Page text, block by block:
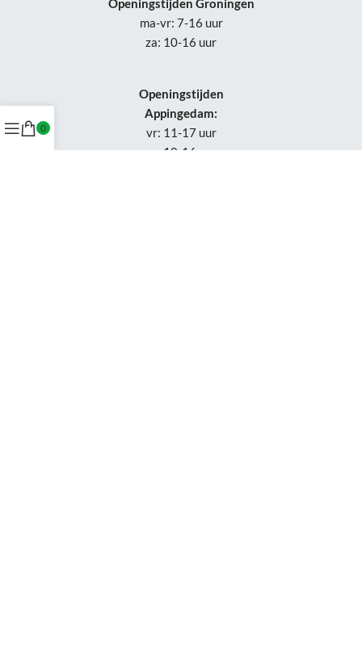
Openingstijden Groningen
ma-vr: 7-16 uur
za: 10-16 uur
Openingstijden
Appingedam:
vr: 11-17 uur
za: 10-16 uur
0